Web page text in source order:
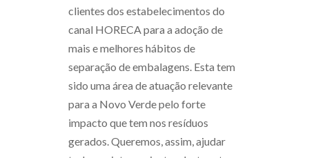
clientes dos estabelecimentos do
canal HORECA para a adoção de
mais e melhores hábitos de
separação de embalagens. Esta tem
sido uma área de atuação relevante
para a Novo Verde pelo forte
impacto que tem nos resíduos
gerados. Queremos, assim, ajudar